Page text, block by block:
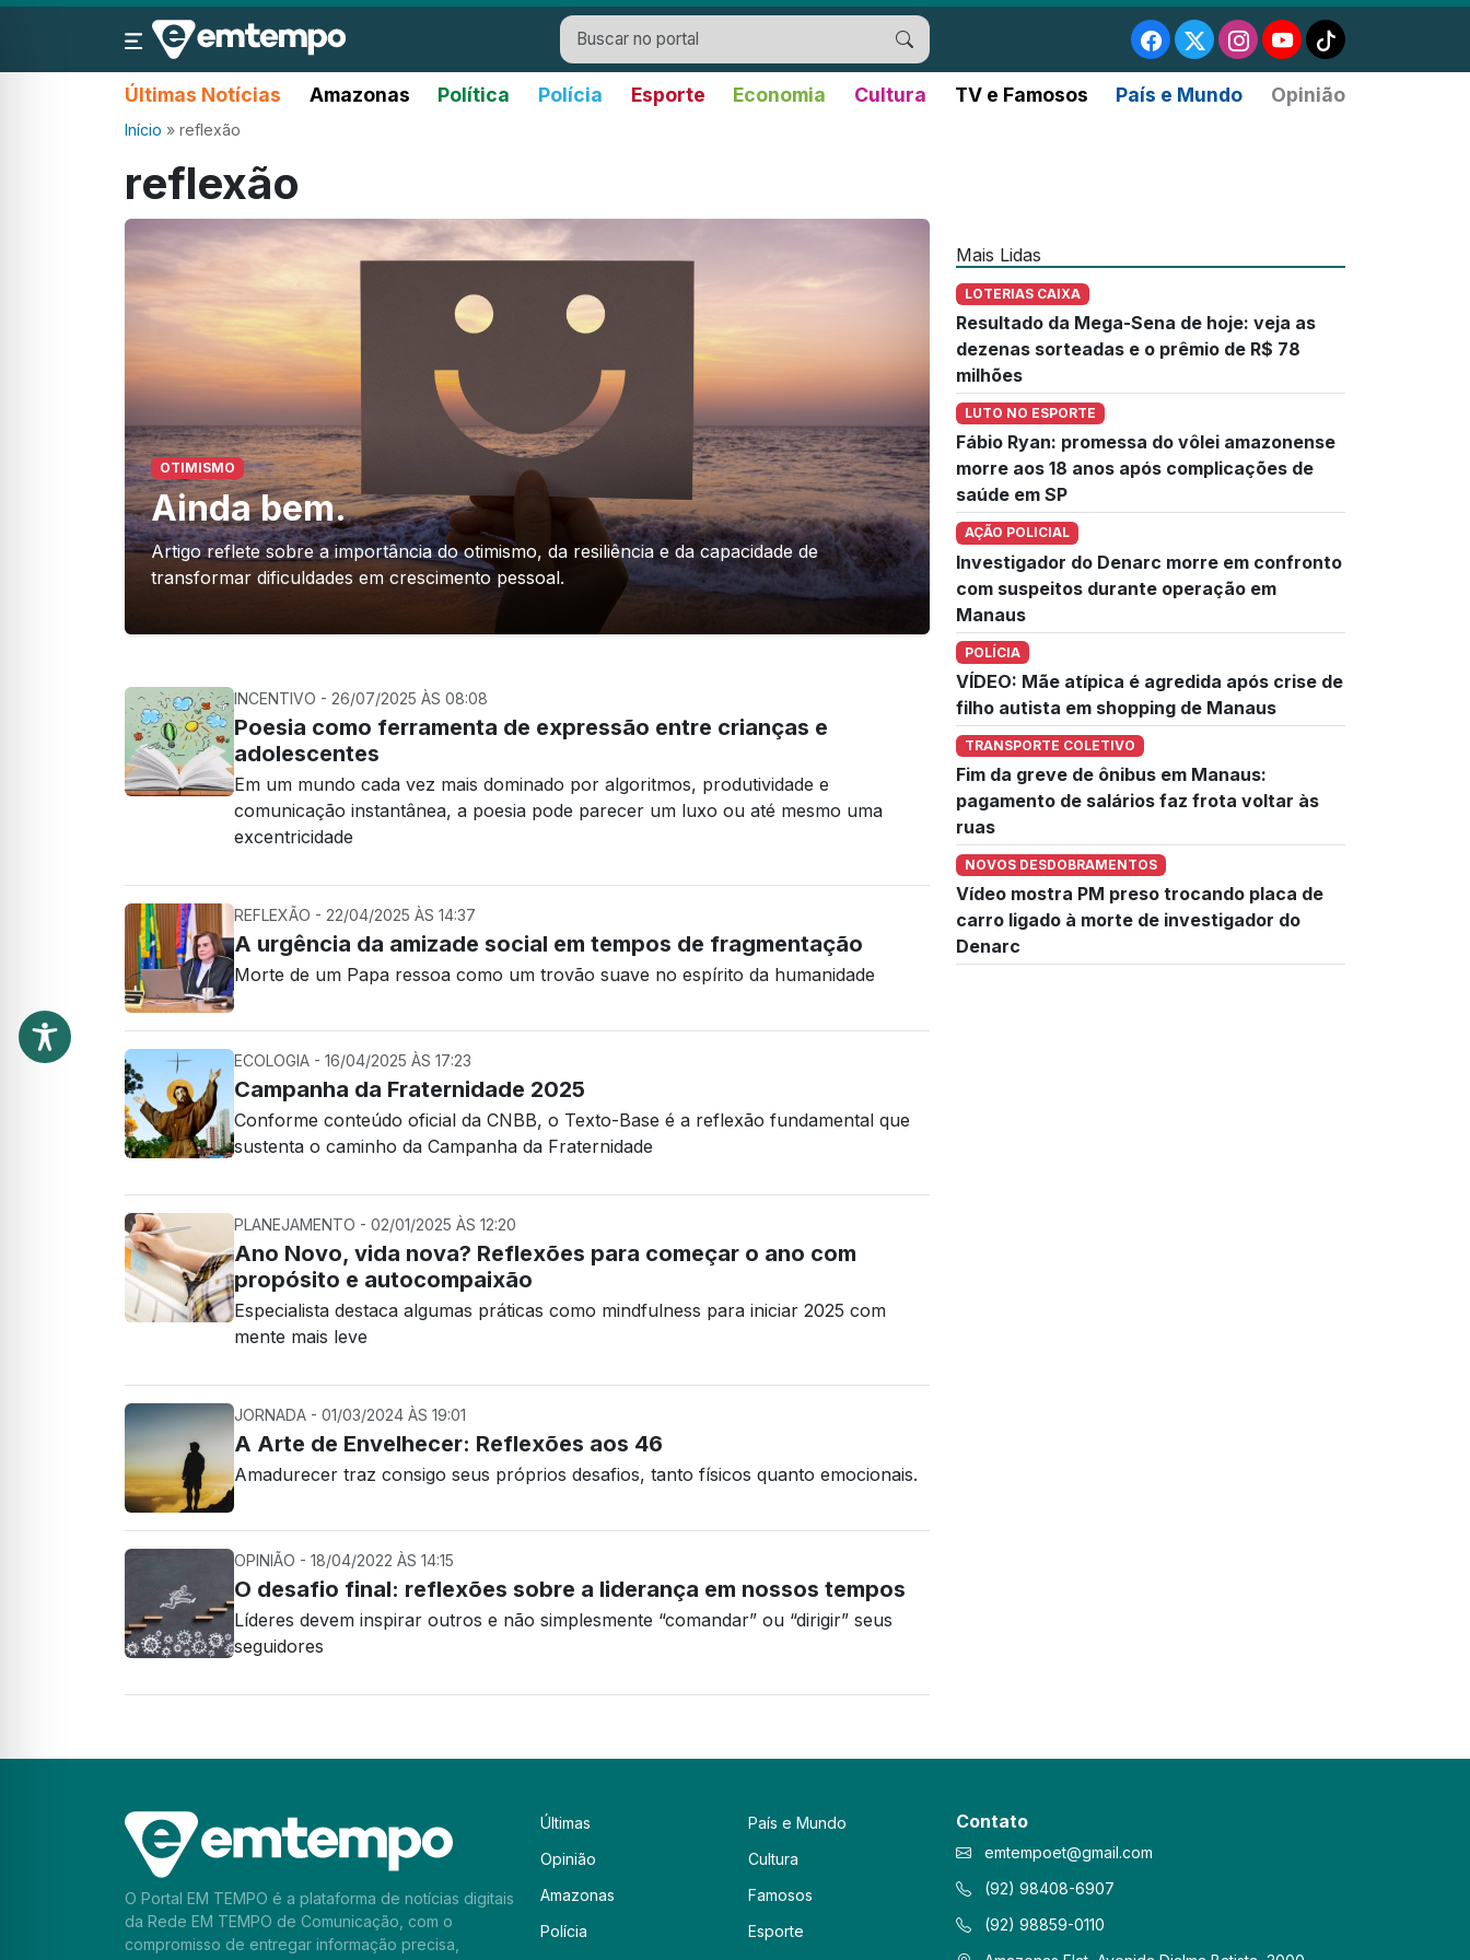
Últimas Notícias Amazonas Política Polícia Esporte Economia Cultura TV e Famosos País e Mundo Opinião
Início » reflexão
reflexão
OTIMISMO
Ainda bem.
Artigo reflete sobre a importância do otimismo, da resiliência e da capacidade de
transformar dificuldades em crescimento pessoal.
INCENTIVO - 26/07/2025 ÀS 08:08
Poesia como ferramenta de expressão entre crianças e
adolescentes
Em um mundo cada vez mais dominado por algoritmos, produtividade e
comunicação instantânea, a poesia pode parecer um luxo ou até mesmo uma
excentricidade
REFLEXÃO - 22/04/2025 ÀS 14:37
A urgência da amizade social em tempos de fragmentação
Morte de um Papa ressoa como um trovão suave no espírito da humanidade
ECOLOGIA - 16/04/2025 ÀS 17:23
Campanha da Fraternidade 2025
Conforme conteúdo oficial da CNBB, o Texto-Base é a reflexão fundamental que
sustenta o caminho da Campanha da Fraternidade
PLANEJAMENTO - 02/01/2025 ÀS 12:20
Ano Novo, vida nova? Reflexões para começar o ano com
propósito e autocompaixão
Especialista destaca algumas práticas como mindfulness para iniciar 2025 com
mente mais leve
JORNADA - 01/03/2024 ÀS 19:01
A Arte de Envelhecer: Reflexões aos 46
Amadurecer traz consigo seus próprios desafios, tanto físicos quanto emocionais.
OPINIÃO - 18/04/2022 ÀS 14:15
O desafio final: reflexões sobre a liderança em nossos tempos
Líderes devem inspirar outros e não simplesmente “comandar” ou “dirigir” seus
seguidores
Mais Lidas
LOTERIAS CAIXA
Resultado da Mega-Sena de hoje: veja as
dezenas sorteadas e o prêmio de R$ 78
milhões
LUTO NO ESPORTE
Fábio Ryan: promessa do vôlei amazonense
morre aos 18 anos após complicações de
saúde em SP
AÇÃO POLICIAL
Investigador do Denarc morre em confronto
com suspeitos durante operação em
Manaus
POLÍCIA
VÍDEO: Mãe atípica é agredida após crise de
filho autista em shopping de Manaus
TRANSPORTE COLETIVO
Fim da greve de ônibus em Manaus:
pagamento de salários faz frota voltar às
ruas
NOVOS DESDOBRAMENTOS
Vídeo mostra PM preso trocando placa de
carro ligado à morte de investigador do
Denarc
O Portal EM TEMPO é a plataforma de notícias digitais
da Rede EM TEMPO de Comunicação, com o
compromisso de entregar informação precisa,
Últimas
Opinião
Amazonas
Polícia
País e Mundo
Cultura
Famosos
Esporte
Contato
emtempoet@gmail.com
(92) 98408-6907
(92) 98859-0110